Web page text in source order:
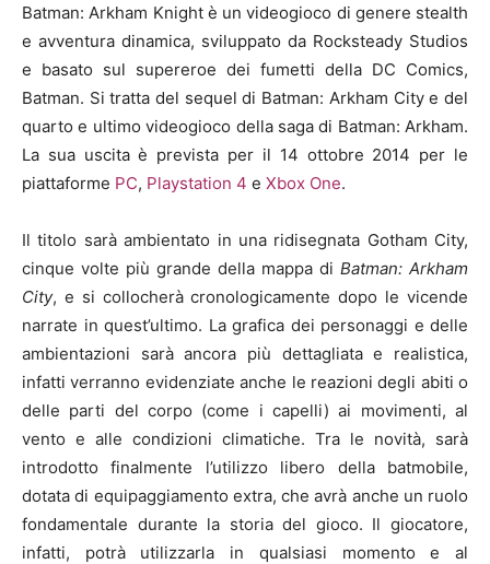
Batman: Arkham Knight è un videogioco di genere stealth
e avventura dinamica, sviluppato da Rocksteady Studios
e basato sul supereroe dei fumetti della DC Comics,
Batman. Si tratta del sequel di Batman: Arkham City e del
quarto e ultimo videogioco della saga di Batman: Arkham.
La sua uscita è prevista per il 14 ottobre 2014 per le
piattaforme PC, Playstation 4 e Xbox One.
Il titolo sarà ambientato in una ridisegnata Gotham City,
cinque volte più grande della mappa di Batman: Arkham
City, e si collocherà cronologicamente dopo le vicende
narrate in quest’ultimo. La grafica dei personaggi e delle
ambientazioni sarà ancora più dettagliata e realistica,
infatti verranno evidenziate anche le reazioni degli abiti o
delle parti del corpo (come i capelli) ai movimenti, al
vento e alle condizioni climatiche. Tra le novità, sarà
introdotto finalmente l’utilizzo libero della batmobile,
dotata di equipaggiamento extra, che avrà anche un ruolo
fondamentale durante la storia del gioco. Il giocatore,
infatti, potrà utilizzarla in qualsiasi momento e al